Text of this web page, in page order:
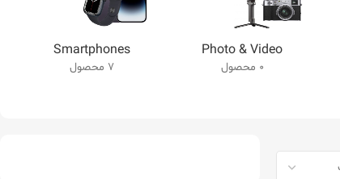
Photo & Video
0 محصول
Smartphones
7 محصول